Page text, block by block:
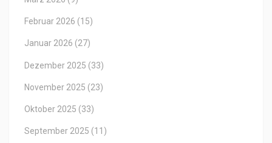
Februar 2026 (15)
Januar 2026 (27)
Dezember 2025 (33)
November 2025 (23)
Oktober 2025 (33)
September 2025 (11)